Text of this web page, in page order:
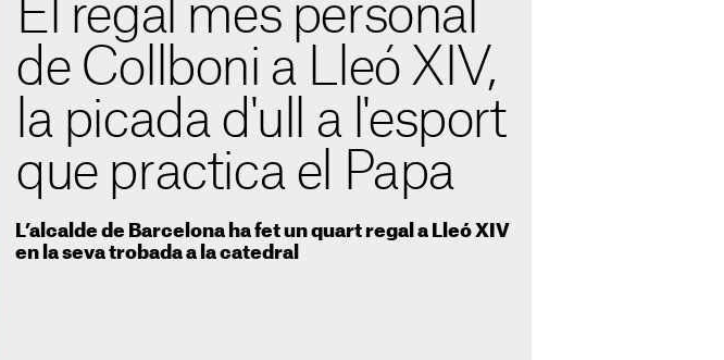
El regal més personal
de Collboni a Lleó XIV,
la picada d'ull a l'esport
que practica el Papa
L’alcalde de Barcelona ha fet un quart regal a Lleó XIV
en la seva trobada a la catedral